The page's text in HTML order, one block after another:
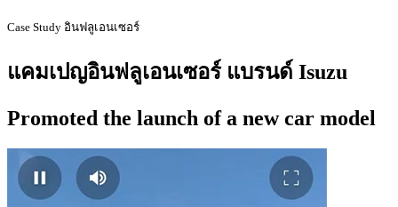
Case Study อินฟลูเอนเซอร์
แคมเปญอินฟลูเอนเซอร์ แบรนด์ Isuzu
Promoted the launch of a new car model